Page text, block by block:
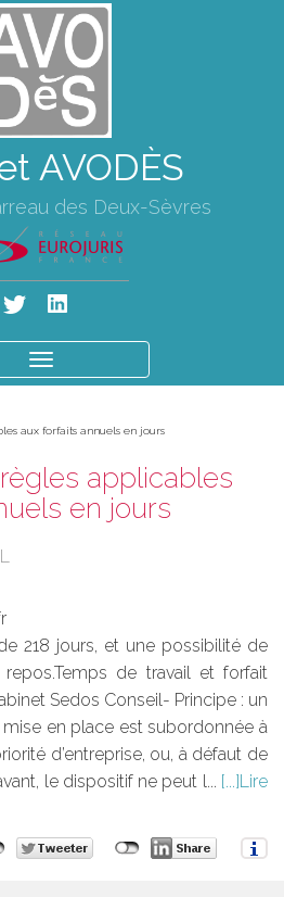
AVODÈS
des Deux-Sèvres
aux forfaits annuels en jours
applicables
en jours
218 jours, et une possibilité de
de travail et forfait
Sedos Conseil- Principe : un
en place est subordonnée à
d’entreprise, ou, à défaut de
le dispositif ne peut l...
Lire